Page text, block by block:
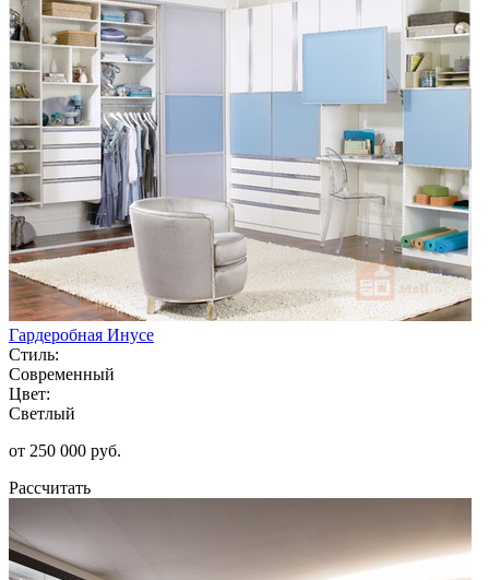
Гардеробная Инусе
Стиль:
Современный
Цвет:
Светлый
от 250 000 руб.
Рассчитать